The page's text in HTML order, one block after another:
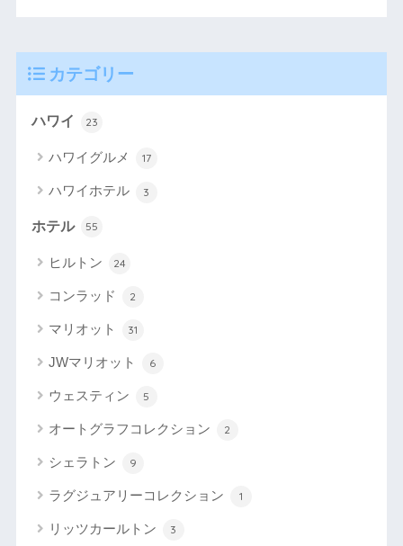
カテゴリー
ハワイ 23
ハワイグルメ 17
ハワイホテル 3
ホテル 55
ヒルトン 24
コンラッド 2
マリオット 31
JWマリオット 6
ウェスティン 5
オートグラフコレクション 2
シェラトン 9
ラグジュアリーコレクション 1
リッツカールトン 3